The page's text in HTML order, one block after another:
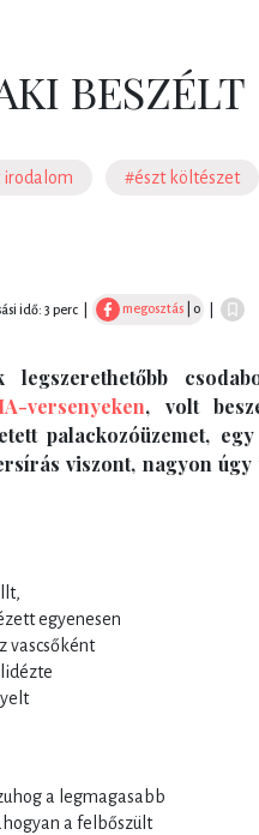
BESZÉLT
irodalom #észt költészet
idő: 3 perc megosztás | 0
versenyeken, volt
palackozóüzemet,
viszont, nagyon úgy
egyenesen
vascsőként
a legmagasabb
a felbőszült